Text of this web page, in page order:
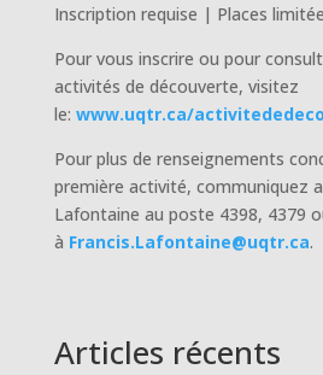
Inscription requise | Places
Pour vous inscrire ou pour
activités de découverte, visitez
le: www.uqtr.ca/
Pour plus de renseignements
première activité, communiquez
Lafontaine au poste 4398, 4379
à Francis.Lafontaine@uqtr.ca.
Articles récents